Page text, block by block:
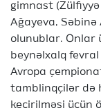
gimnast
Ağayeva,
olunublar. Onlar
beynəlxalq
Avropa
tamblinqçilər də
keçirilməsi üçün